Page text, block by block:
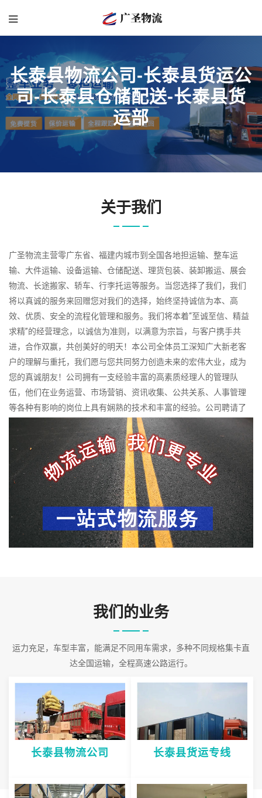
长泰县物流公司-长泰县货运公
司-长泰县仓储配送-长泰县货
运部
关于我们
广圣物流主营零广东省、福建内城市到全国各地担运输、整车运
输、大件运输、设备运输、仓储配送、理货包装、装卸搬运、展会
物流、长途搬家、轿车、行李托运等服务。当您选择了我们，我们
将以真诚的服务来回赠您对我们的选择，始终坚持诚信为本、高
效、优质、安全的流程化管理和服务。我们将本着“至诚至信、精益
求精”的经营理念，以诚信为准则，以满意为宗旨，与客户携手共
进，合作双赢，共创美好的明天！本公司全体员工深知广大新老客
户的理解与重托，我们愿与您共同努力创造未来的宏伟大业，成为
您的真诚朋友！公司拥有一支经验丰富的高素质经理人的管理队
伍，他们在业务运营、市场营销、资讯收集、公共关系、人事管理
等各种有影响的岗位上具有娴熟的技术和丰富的经验。公司聘请了
一批物流、快运、仓储、计算机技术等各种领域具有丰富实践经验
的技术员和业务骨干，确保公司业务联系的顺利开展和服务达标，
为客户提供全面、规范的物流服务。 公司拥有特种型、重型和轻型
等专业运输车辆，为客户提供中短途、长途等运输，可达全国所有
省市及中小城市。货物包括普货、特殊货等。运输方式有零担、整
车等运输，设专线，车型有0.6吨、2吨、3吨、5吨、10－100吨
等，并备有冷藏车、保温车等，车型从2米－20米长，可根据不同货
物的需求来提供车辆。
2026-08-09 21:27:07
我们的业务
运力充足，车型丰富，能满足不同用车需求，多种不同规格集卡直
达全国运输，全程高速公路运行。
长泰县物流公司 长泰县货运专线